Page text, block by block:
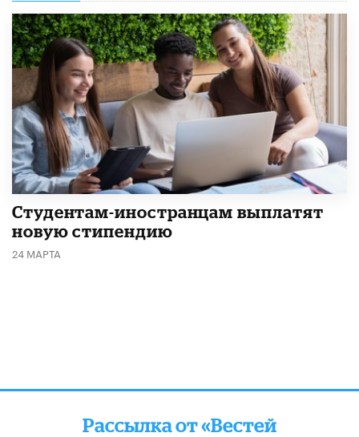
Студентам-иностранцам выплатят
новую стипендию
24 МАРТА
Рассылка от «Вестей